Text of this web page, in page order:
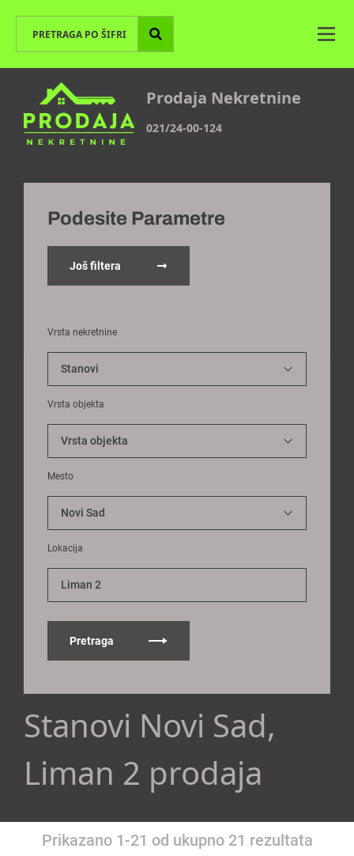
Prodaja Nekretnine
021/24-00-124
Podesite Parametre
Još filtera
Vrsta nekretnine
Vrsta objekta
Mesto
Lokacija
Liman 2
Pretraga
Stanovi Novi Sad,
Liman 2 prodaja
Prikazano 1-21 od ukupno 21 rezultata